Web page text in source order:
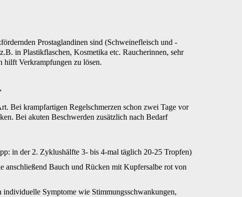
Prostaglandinen sind (Schweinefleisch und -
in Plastikflaschen, Kosmetika etc. Raucherinnen, sehr
hilft Verkrampfungen zu lösen.
Bei krampfartigen Regelschmerzen schon zwei Tage vor
Bei akuten Beschwerden zusätzlich nach Bedarf
in der 2. Zyklushälfte 3- bis 4-mal täglich 20-25 Tropfen)
anschließend Bauch und Rücken mit Kupfersalbe rot von
Symptome wie Stimmungsschwankungen,